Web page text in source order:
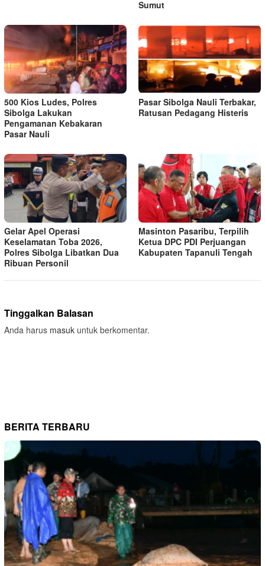
Sumut
500 Kios Ludes, Polres
Sibolga Lakukan
Pengamanan Kebakaran
Pasar Nauli
Pasar Sibolga Nauli Terbakar,
Ratusan Pedagang Histeris
Gelar Apel Operasi
Keselamatan Toba 2026,
Polres Sibolga Libatkan Dua
Ribuan Personil
Masinton Pasaribu, Terpilih
Ketua DPC PDI Perjuangan
Kabupaten Tapanuli Tengah
Tinggalkan Balasan
Anda harus masuk untuk berkomentar.
BERITA TERBARU